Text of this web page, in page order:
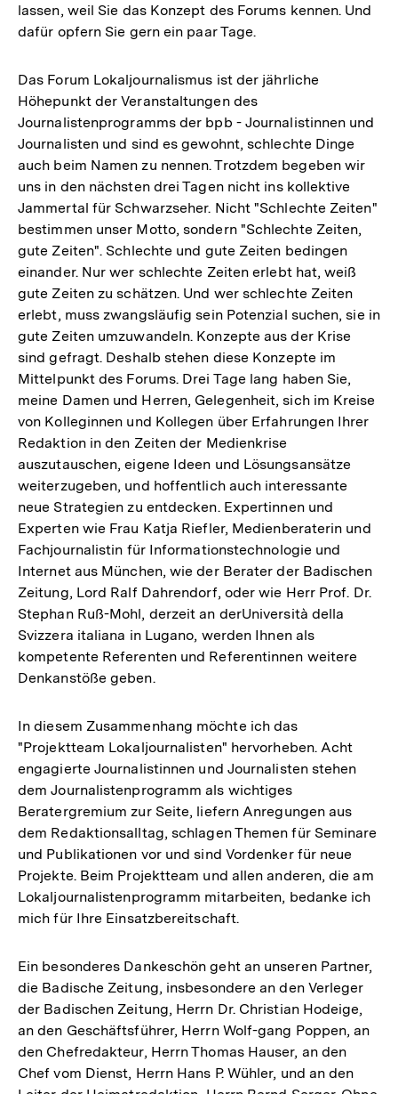
lassen, weil Sie das Konzept des Forums kennen. Und
dafür opfern Sie gern ein paar Tage.
Das Forum Lokaljournalismus ist der jährliche
Höhepunkt der Veranstaltungen des
Journalistenprogramms der bpb - Journalistinnen und
Journalisten und sind es gewohnt, schlechte Dinge
auch beim Namen zu nennen. Trotzdem begeben wir
uns in den nächsten drei Tagen nicht ins kollektive
Jammertal für Schwarzseher. Nicht "Schlechte Zeiten"
bestimmen unser Motto, sondern "Schlechte Zeiten,
gute Zeiten". Schlechte und gute Zeiten bedingen
einander. Nur wer schlechte Zeiten erlebt hat, weiß
gute Zeiten zu schätzen. Und wer schlechte Zeiten
erlebt, muss zwangsläufig sein Potenzial suchen, sie in
gute Zeiten umzuwandeln. Konzepte aus der Krise
sind gefragt. Deshalb stehen diese Konzepte im
Mittelpunkt des Forums. Drei Tage lang haben Sie,
meine Damen und Herren, Gelegenheit, sich im Kreise
von Kolleginnen und Kollegen über Erfahrungen Ihrer
Redaktion in den Zeiten der Medienkrise
auszutauschen, eigene Ideen und Lösungsansätze
weiterzugeben, und hoffentlich auch interessante
neue Strategien zu entdecken. Expertinnen und
Experten wie Frau Katja Riefler, Medienberaterin und
Fachjournalistin für Informationstechnologie und
Internet aus München, wie der Berater der Badischen
Zeitung, Lord Ralf Dahrendorf, oder wie Herr Prof. Dr.
Stephan Ruß-Mohl, derzeit an derUniversità della
Svizzera italiana in Lugano, werden Ihnen als
kompetente Referenten und Referentinnen weitere
Denkanstöße geben.
In diesem Zusammenhang möchte ich das
"Projektteam Lokaljournalisten" hervorheben. Acht
engagierte Journalistinnen und Journalisten stehen
dem Journalistenprogramm als wichtiges
Beratergremium zur Seite, liefern Anregungen aus
dem Redaktionsalltag, schlagen Themen für Seminare
und Publikationen vor und sind Vordenker für neue
Projekte. Beim Projektteam und allen anderen, die am
Lokaljournalistenprogramm mitarbeiten, bedanke ich
mich für Ihre Einsatzbereitschaft.
Ein besonderes Dankeschön geht an unseren Partner,
die Badische Zeitung, insbesondere an den Verleger
der Badischen Zeitung, Herrn Dr. Christian Hodeige,
an den Geschäftsführer, Herrn Wolf-gang Poppen, an
den Chefredakteur, Herrn Thomas Hauser, an den
Chef vom Dienst, Herrn Hans P. Wühler, und an den